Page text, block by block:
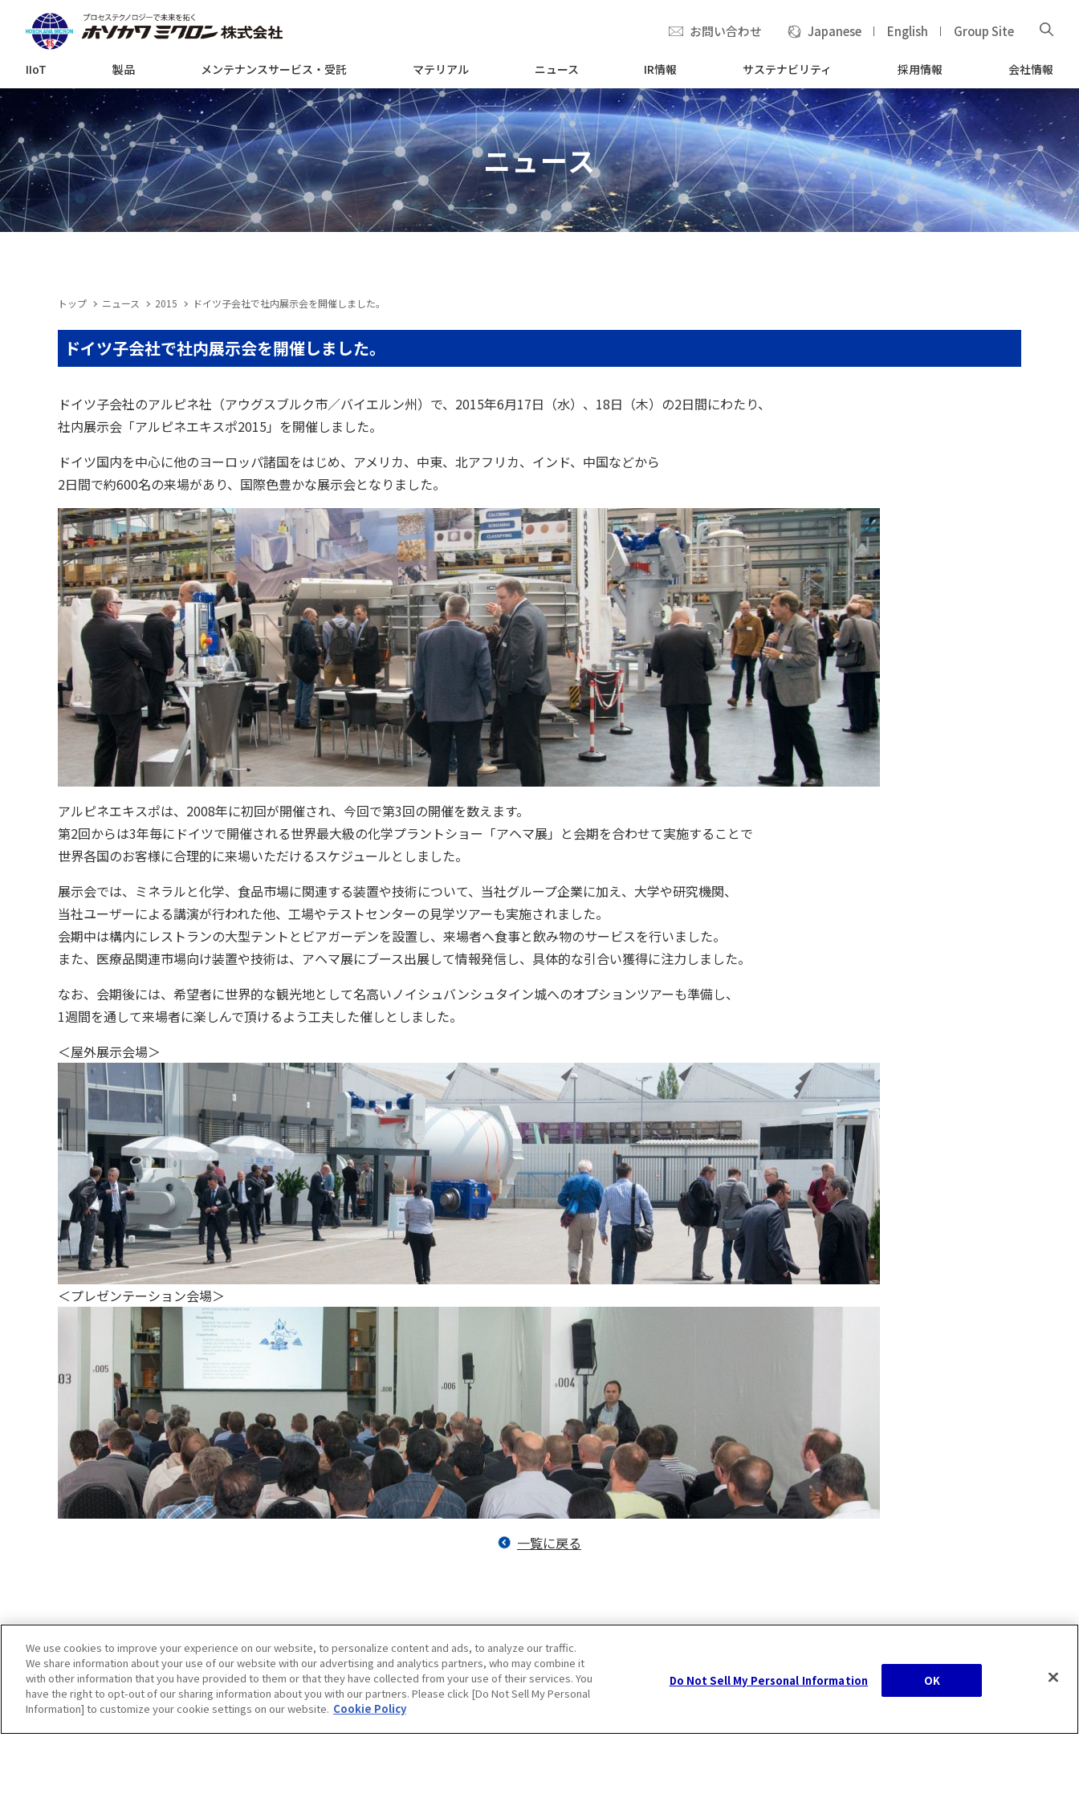
お問い合わせ Japanese English Group Site
IIoT 製品 メンテナンスサービス・受託 マテリアル ニュース IR情報 サステナビリティ 採用情報 会社情報
ニュース
トップ ニュース 2015 ドイツ子会社で社内展示会を開催しました。
ドイツ子会社で社内展示会を開催しました。
ドイツ子会社のアルピネ社（アウグスブルク市／バイエルン州）で、2015年6月17日（水）、18日（木）の2日間にわたり、
社内展示会「アルピネエキスポ2015」を開催しました。
ドイツ国内を中心に他のヨーロッパ諸国をはじめ、アメリカ、中東、北アフリカ、インド、中国などから
2日間で約600名の来場があり、国際色豊かな展示会となりました。
アルピネエキスポは、2008年に初回が開催され、今回で第3回の開催を数えます。
第2回からは3年毎にドイツで開催される世界最大級の化学プラントショー「アヘマ展」と会期を合わせて実施することで
世界各国のお客様に合理的に来場いただけるスケジュールとしました。
展示会では、ミネラルと化学、食品市場に関連する装置や技術について、当社グループ企業に加え、大学や研究機関、
当社ユーザーによる講演が行われた他、工場やテストセンターの見学ツアーも実施されました。
会期中は構内にレストランの大型テントとビアガーデンを設置し、来場者へ食事と飲み物のサービスを行いました。
また、医療品関連市場向け装置や技術は、アヘマ展にブース出展して情報発信し、具体的な引合い獲得に注力しました。
なお、会期後には、希望者に世界的な観光地として名高いノイシュバンシュタイン城へのオプションツアーも準備し、
1週間を通して来場者に楽しんで頂けるよう工夫した催しとしました。
＜屋外展示会場＞
＜プレゼンテーション会場＞
一覧に戻る
サイトマップ サイト利用案内 プライバシーポリシー クッキーポリシー
We use cookies to improve your experience on our website, to personalize content and ads, to analyze our traffic.
We share information about your use of our website with our advertising and analytics partners, who may combine it
with other information that you have provided to them or that they have collected from your use of their services. You
have the right to opt-out of our sharing information about you with our partners. Please click [Do Not Sell My Personal
Information] to customize your cookie settings on our website. Cookie Policy
Do Not Sell My Personal Information OK